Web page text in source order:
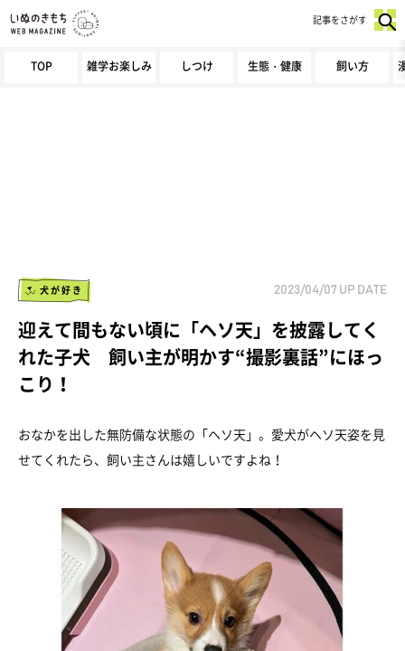
TOP 雑学お楽しみ しつけ 生態・健康 飼い方
記事をさがす
犬が好き 2023/04/07 UP DATE
迎えて間もない頃に「ヘソ天」を披露してく
れた子犬 飼い主が明かす“撮影裏話”にほっ
こり！
おなかを出した無防備な状態の「ヘソ天」。愛犬がヘソ天姿を見
せてくれたら、飼い主さんは嬉しいですよね！